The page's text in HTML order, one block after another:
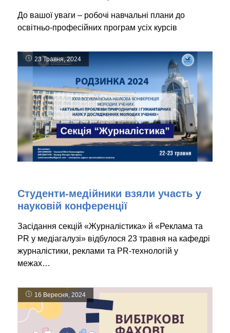
До вашої уваги – робочі навчальні плани до
освітньо-професійних програм усіх курсів
23 Травня, 2024
Студенти-медійники взяли участь у
науковій конференції
Засідання секцій «Журналістика» й «Реклама та
PR у медіагалузі» відбулося 23 травня на кафедрі
журналістики, реклами та PR-технологій у
межах…
16 Вересня, 2024